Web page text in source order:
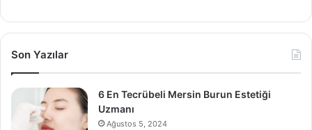
Son Yazılar
6 En Tecrübeli Mersin Burun Estetiği
Uzmanı
Ağustos 5, 2024